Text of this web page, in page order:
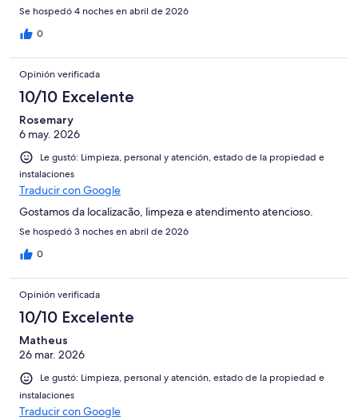
Se hospedó 4 noches en abril de 2026
0
Opinión verificada
10/10 Excelente
Rosemary
6 may. 2026
Le gustó: Limpieza, personal y atención, estado de la propiedad e
instalaciones
Traducir con Google
Gostamos da localizacão, limpeza e atendimento atencioso.
Se hospedó 3 noches en abril de 2026
0
Opinión verificada
10/10 Excelente
Matheus
26 mar. 2026
Le gustó: Limpieza, personal y atención, estado de la propiedad e
instalaciones
Traducir con Google